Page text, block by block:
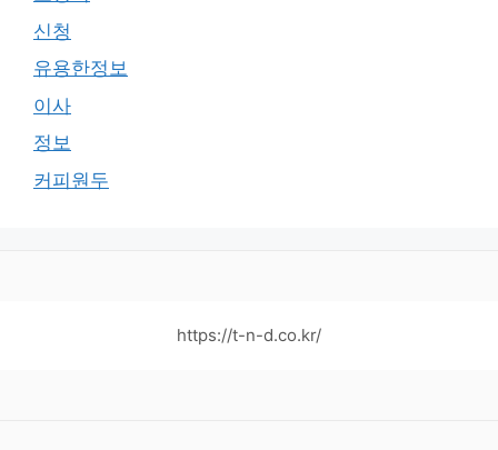
신청
유용한정보
이사
정보
커피원두
https://t-n-d.co.kr/